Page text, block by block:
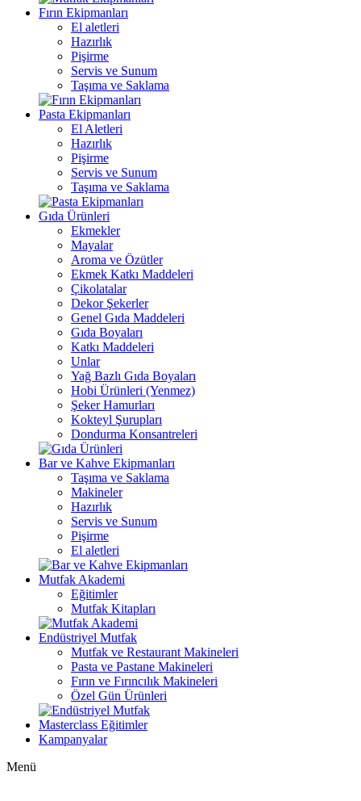
Fırın Ekipmanları
El aletleri
Hazırlık
Pişirme
Servis ve Sunum
Taşıma ve Saklama
Pasta Ekipmanları
El Aletleri
Hazırlık
Pişirme
Servis ve Sunum
Taşıma ve Saklama
Gıda Ürünleri
Ekmekler
Mayalar
Aroma ve Özütler
Ekmek Katkı Maddeleri
Çikolatalar
Dekor Şekerler
Genel Gıda Maddeleri
Gıda Boyaları
Katkı Maddeleri
Unlar
Yağ Bazlı Gıda Boyaları
Hobi Ürünleri (Yenmez)
Şeker Hamurları
Kokteyl Şurupları
Dondurma Konsantreleri
Bar ve Kahve Ekipmanları
Taşıma ve Saklama
Makineler
Hazırlık
Servis ve Sunum
Pişirme
El aletleri
Mutfak Akademi
Eğitimler
Mutfak Kitapları
Endüstriyel Mutfak
Mutfak ve Restaurant Makineleri
Pasta ve Pastane Makineleri
Fırın ve Fırıncılık Makineleri
Özel Gün Ürünleri
Masterclass Eğitimler
Kampanyalar
Menü